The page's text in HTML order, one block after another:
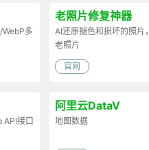
多
老照片修复神器
AI还原褪色和损坏的照片
老照片
官网
API接口
阿里云DataV
地图数据